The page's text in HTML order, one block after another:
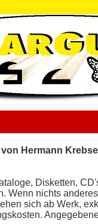
Hermann
Disketten,
Wenn nichts
sich ab Werk,